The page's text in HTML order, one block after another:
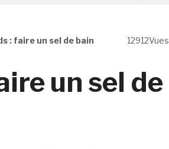
12912Vues
: faire un sel de bain
un sel de